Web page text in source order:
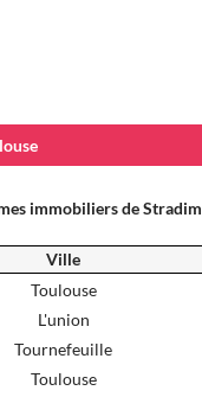
immobiliers de Stradim
Ville
Toulouse
L'union
Tournefeuille
Toulouse